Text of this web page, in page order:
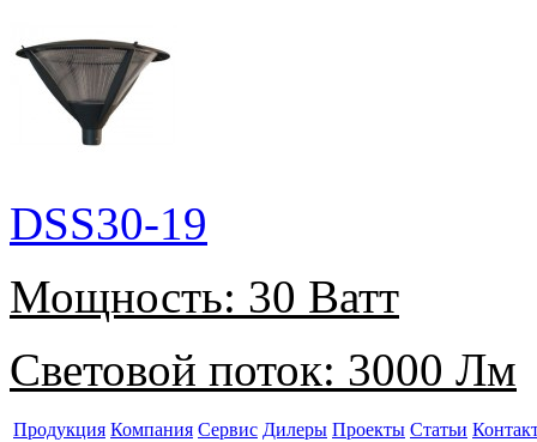
DSS30-19
Мощность: 30 Ватт
Световой поток: 3000 Лм
Продукция Компания Сервис Дилеры Проекты Статьи